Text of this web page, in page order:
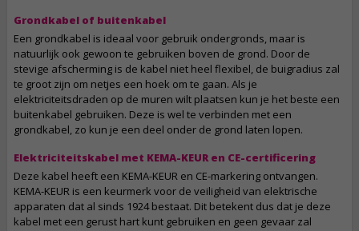
Grondkabel of buitenkabel
Een grondkabel is ideaal voor gebruik ondergronds, maar is
natuurlijk ook gewoon te gebruiken boven de grond. Door de
stevige afscherming is de kabel niet heel flexibel, de buigradius zal
te groot zijn om netjes een hoek om te gaan. Als je
elektriciteitsdraden op de muren wilt plaatsen kun je het beste een
buitenkabel gebruiken. Deze is wel te verbinden met een
grondkabel, zo kun je een deel onder de grond laten lopen.
Elektriciteitskabel met KEMA-KEUR en CE-certificering
Deze kabel heeft een KEMA-KEUR en CE-markering ontvangen.
KEMA-KEUR is een keurmerk voor de veiligheid van elektrische
apparaten dat al sinds 1924 bestaat. Dit betekent dus dat je deze
kabel met een gerust hart kunt gebruiken en geen gevaar zal